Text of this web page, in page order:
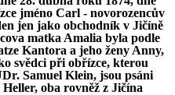
jméno Carl - novorozencův
jen jako obchodník v Jičíně
matka Amalia byla podle
Kantora a jeho ženy Anny,
svědci při obřízce, kterou
Samuel Klein, jsou psáni
oba rovněž z Jičína